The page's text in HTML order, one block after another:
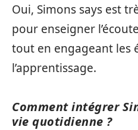
Oui, Simons says est
pour enseigner
tout en engageant les
l’apprentissage.
Comment intégrer
vie quotidienne ?